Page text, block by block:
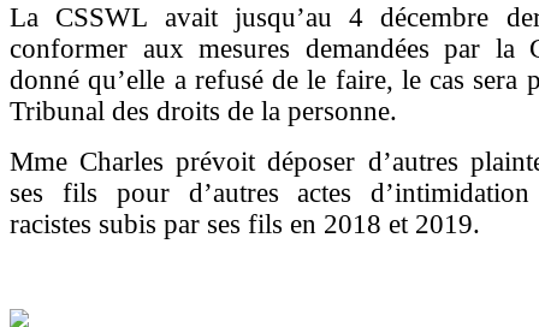
La CSSWL avait jusqu’au 4 décembre
conformer aux mesures demandées par la
donné qu’elle a refusé de le faire, le cas sera
Tribunal des droits de la personne.
Mme Charles prévoit déposer d’autres
ses fils pour d’autres actes
racistes subis par ses fils en 2018 et 2019.